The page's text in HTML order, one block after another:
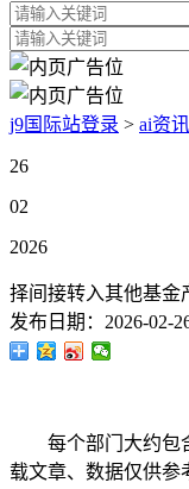
j9国际站登录 > ai资讯
26
02
2026
择间接转入其他基金
发布日期： 2026-02-
每个部门大约包含
载文章、数据仅供参